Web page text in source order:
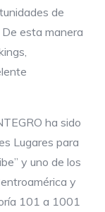
de
esta manera
ha sido
Lugares para
y uno de los
y
101 a 1001